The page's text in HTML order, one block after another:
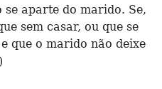
se aparte do marido. Se,
sem casar, ou que se
que o marido não deixe